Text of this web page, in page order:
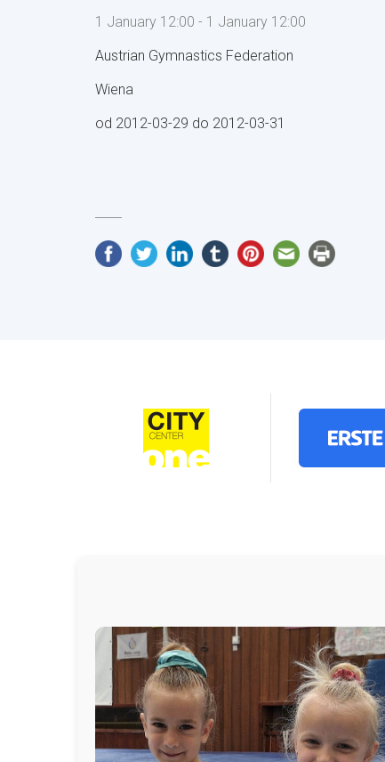
1 January 12:00 - 1 January 12:00
Austrian Gymnastics Federation
Wiena
od 2012-03-29 do 2012-03-31